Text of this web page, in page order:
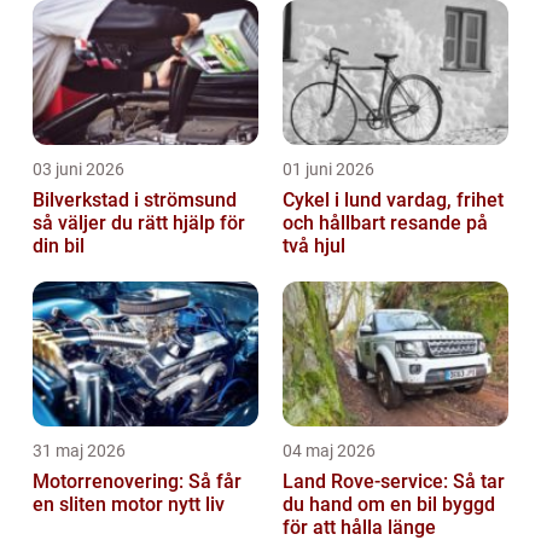
guid...
03 juni 2026
Bilverkstad i strömsund
så väljer du rätt hjälp för
din bil
01 juni 2026
Cykel i lund vardag, frihet
och hållbart resande på
två hjul
31 maj 2026
Motorrenovering: Så får
en sliten motor nytt liv
04 maj 2026
Land Rove-service: Så tar
du hand om en bil byggd
för att hålla länge